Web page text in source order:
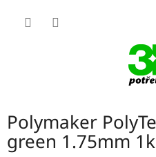
Polymaker
green 1.75mm